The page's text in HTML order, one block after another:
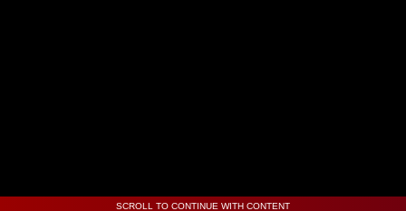
SCROLL TO CONTINUE WITH CONTENT